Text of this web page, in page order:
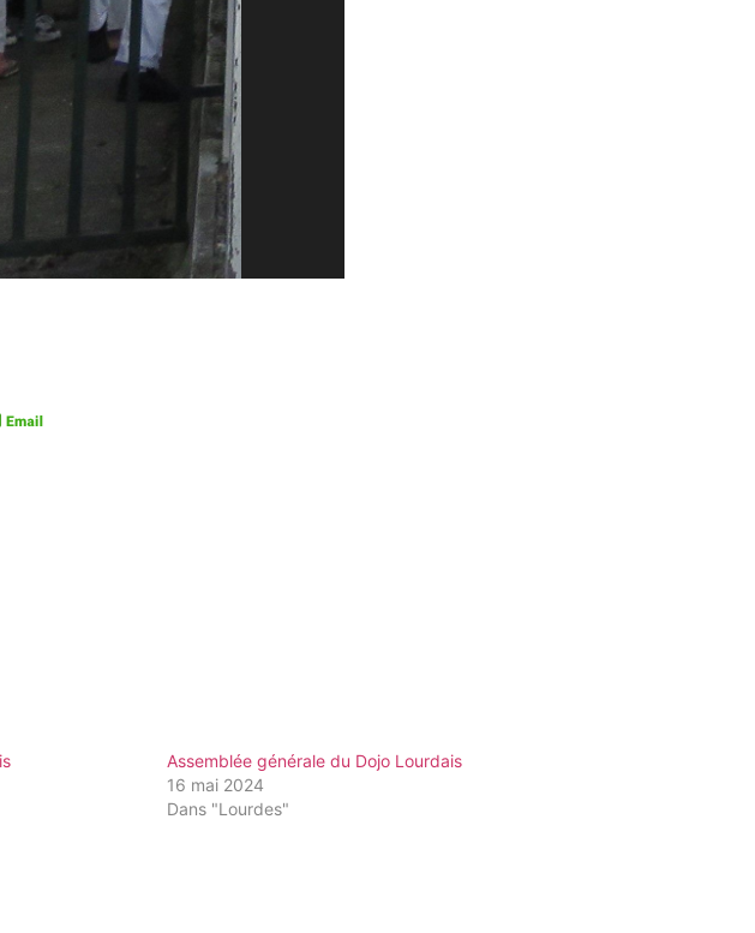
Assemblée générale du Dojo Lourdais
16 mai 2024
Dans "Lourdes"